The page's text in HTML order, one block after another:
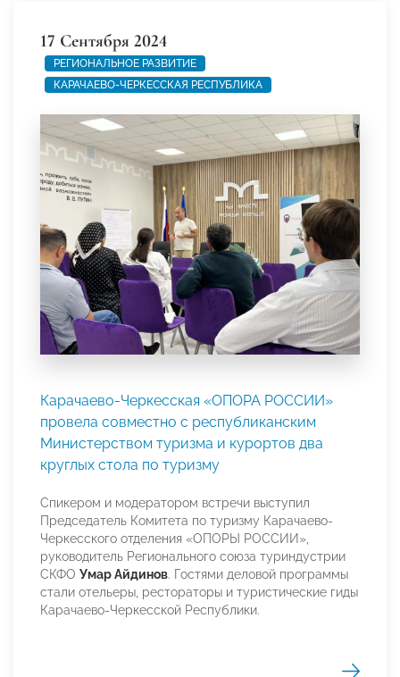
17 Сентября 2024
РЕГИОНАЛЬНОЕ РАЗВИТИЕ
КАРАЧАЕВО-ЧЕРКЕССКАЯ РЕСПУБЛИКА
Карачаево-Черкесская «ОПОРА РОССИИ»
провела совместно с республиканским
Министерством туризма и курортов два
круглых стола по туризму
Спикером и модератором встречи выступил
Председатель Комитета по туризму Карачаево-
Черкесского отделения «ОПОРЫ РОССИИ»,
руководитель Регионального союза туриндустрии
СКФО Умар Айдинов. Гостями деловой программы
стали отельеры, рестораторы и туристические гиды
Карачаево-Черкесской Республики.